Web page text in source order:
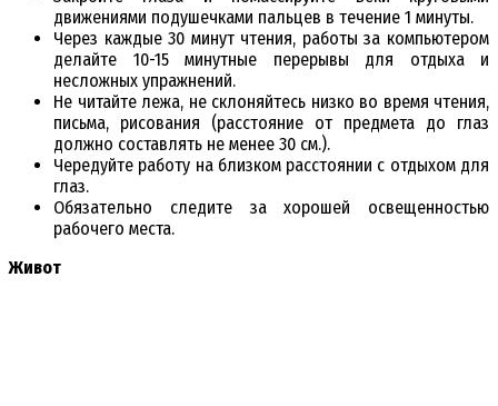
движениями подушечками пальцев в течение 1 минуты.
Через каждые 30 минут чтения, работы за компьютером
делайте 10-15 минутные перерывы для отдыха и
несложных упражнений.
Не читайте лежа, не склоняйтесь низко во время чтения,
письма, рисования (расстояние от предмета до глаз
должно составлять не менее 30 см.).
Чередуйте работу на близком расстоянии с отдыхом для
глаз.
Обязательно следите за хорошей освещенностью
рабочего места.
Живот